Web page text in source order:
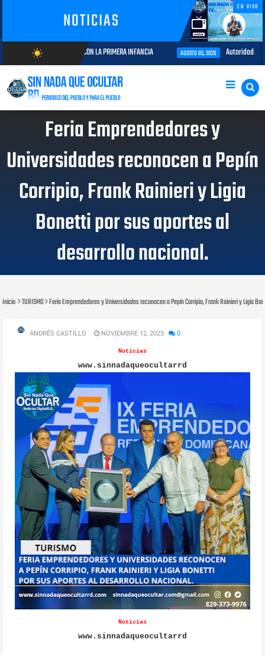
NOTICIAS
EN VIVO
wb_sunny
AGOSTO/8/2026
CON LA PRIMERA INFANCIA AGOSTO 05, 2026 Autoridades del CESAC y
Feria Emprendedores y
Universidades reconocen a Pepín
Corripio, Frank Rainieri y Ligia
Bonetti por sus aportes al
desarrollo nacional.
Inicio TURISMO Feria Emprendedores y Universidades reconocen a Pepín Corripio, Frank Rainieri y Ligia
ANDRÉS CASTILLO NOVIEMBRE 12, 2025 0
Noticias
www.sinnadaqueocultarrd
Noticias
www.sinnadaqueocultarrd